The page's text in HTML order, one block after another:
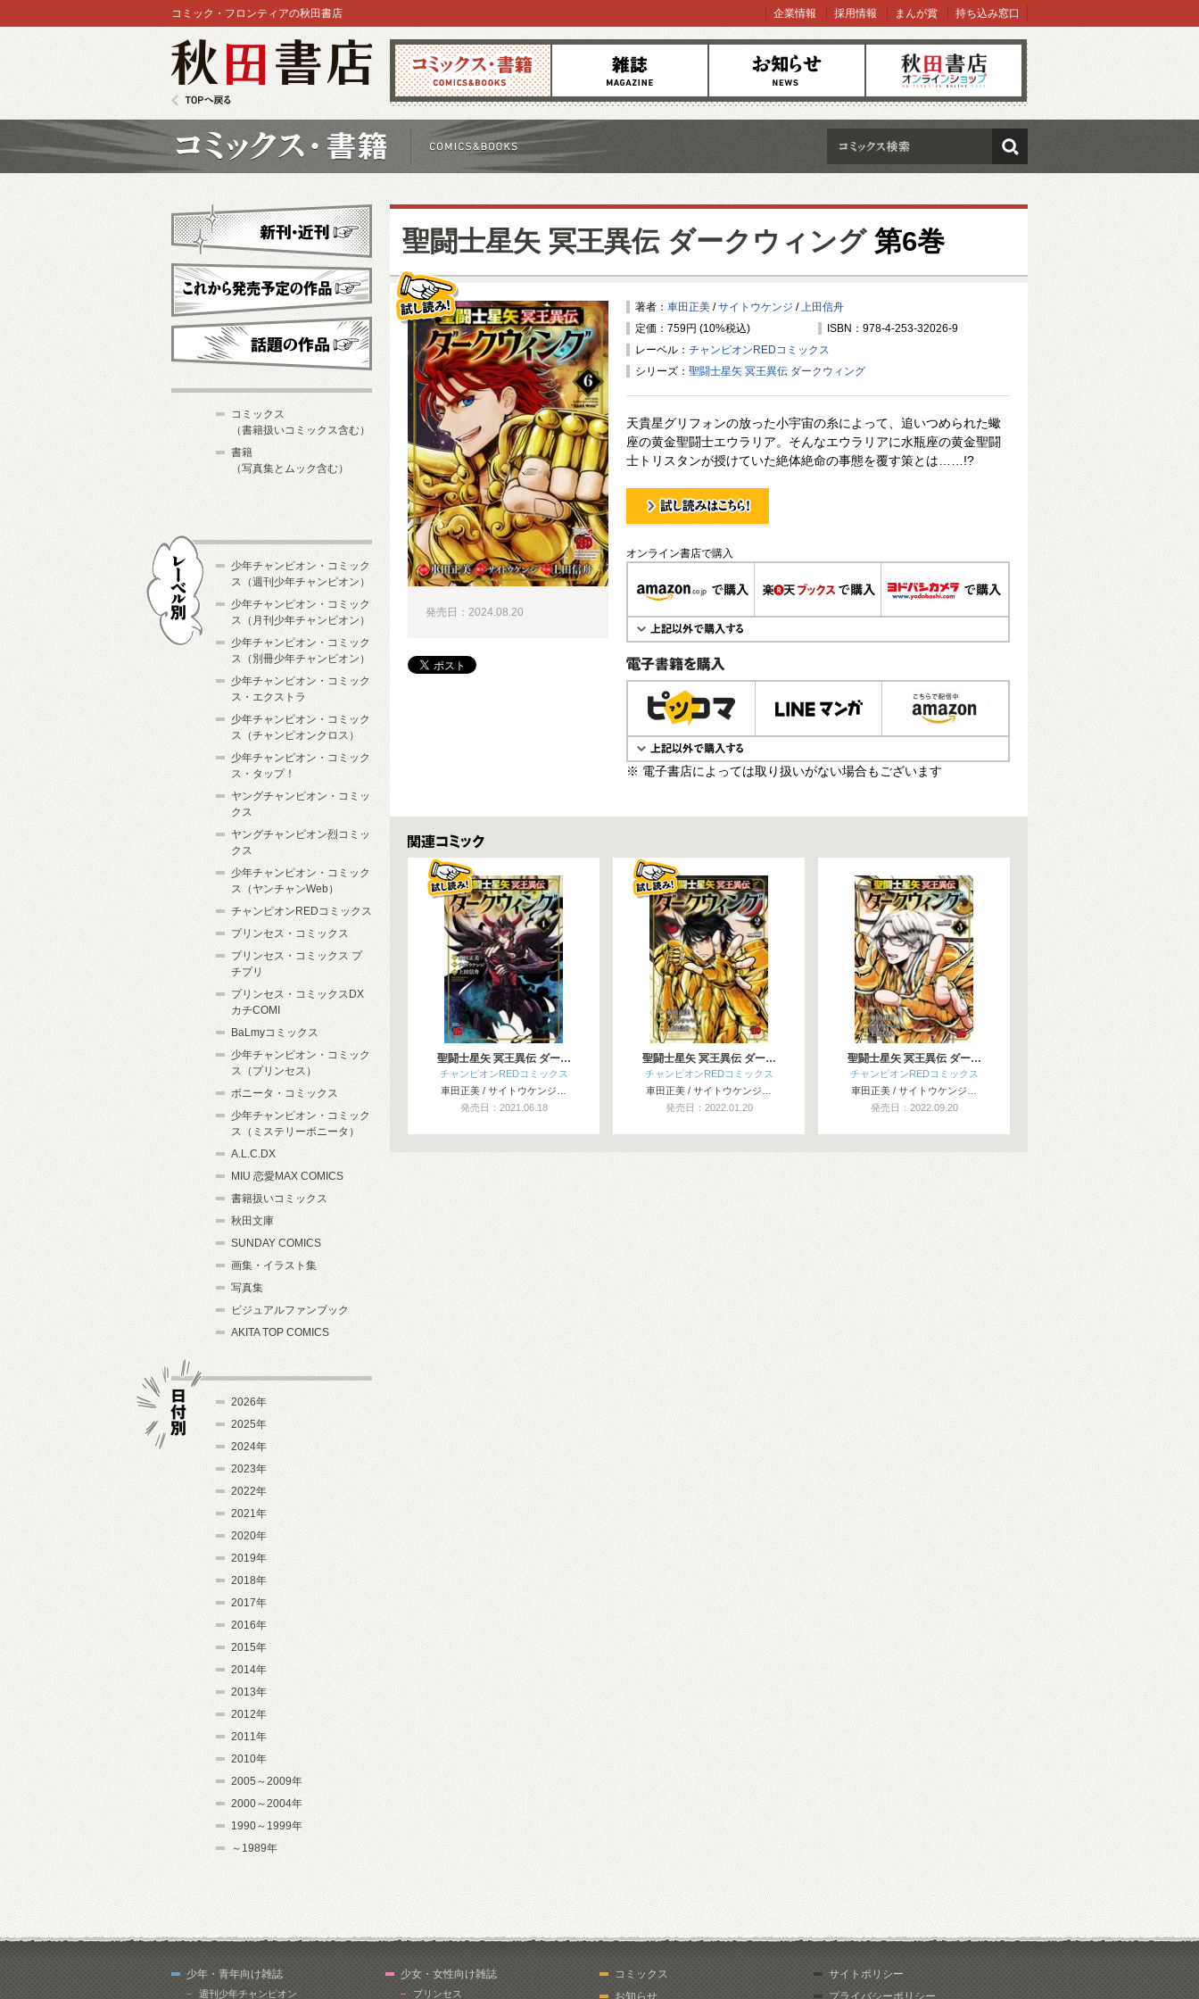
コミックス 雑誌 お知らせ オンラインショップ
コミック・フロンティアの秋田書店 企業情報 採用情報 まんが賞 持ち込み窓口
検索
聖闘士星矢 冥王異伝 ダークウィング第6巻
著者： 車田正美 /サイトウケンジ /上田信舟
定価：759円 (10%税込)
ISBN：978-4-253-32026-9
レーベル： チャンピオンREDコミックス
シリーズ： 聖闘士星矢 冥王異伝 ダークウィング
天貴星グリフォンの放った小宇宙の糸によって、追いつめられた蠍
座の黄金聖闘士エウラリア。そんなエウラリアに水瓶座の黄金聖闘
士トリスタンが授けていた絶体絶命の事態を覆す策とは……!?
試し読み！
オンライン書店で購入
電子書籍で購入
※ 電子書店によっては取り扱いがない場合もございます
発売日：2024.08.20
関連コミックス
聖闘士星矢 冥王異伝 ダー…
チャンピオンREDコミックス
車田正美 / サイトウケンジ…
発売日：2021.06.18
聖闘士星矢 冥王異伝 ダー…
チャンピオンREDコミックス
車田正美 / サイトウケンジ…
発売日：2022.01.20
聖闘士星矢 冥王異伝 ダー…
チャンピオンREDコミックス
車田正美 / サイトウケンジ…
発売日：2022.09.20
新刊・近刊
これから発売予定
コミックス
（書籍扱いコミックス含む）
書籍
（写真集とムック含む）
少年チャンピオン・コミック
ス（週刊少年チャンピオン）
少年チャンピオン・コミック
ス（月刊少年チャンピオン）
少年チャンピオン・コミック
ス（別冊少年チャンピオン）
少年チャンピオン・コミック
ス・エクストラ
少年チャンピオン・コミック
ス（チャンピオンクロス）
少年チャンピオン・コミック
ス・タップ！
ヤングチャンピオン・コミッ
クス
ヤングチャンピオン烈コミッ
クス
少年チャンピオン・コミック
ス（ヤンチャンWeb）
チャンピオンREDコミックス
プリンセス・コミックス
プリンセス・コミックス プ
チプリ
プリンセス・コミックスDX
カチCOMI
BaLmyコミックス
少年チャンピオン・コミック
ス（プリンセス）
ボニータ・コミックス
少年チャンピオン・コミック
ス（ミステリーボニータ）
A.L.C.DX
MIU 恋愛MAX COMICS
書籍扱いコミックス
秋田文庫
SUNDAY COMICS
画集・イラスト集
写真集
ビジュアルファンブック
AKITA TOP COMICS
2026年
2025年
2024年
2023年
2022年
2021年
2020年
2019年
2018年
2017年
2016年
2015年
2014年
2013年
2012年
2011年
2010年
2005～2009年
2000～2004年
1990～1999年
～1989年
少年・青年向け雑誌
週刊少年チャンピオン
少女・女性向け雑誌
プリンセス
コミックス
お知らせ
サイトポリシー
プライバシーポリシー